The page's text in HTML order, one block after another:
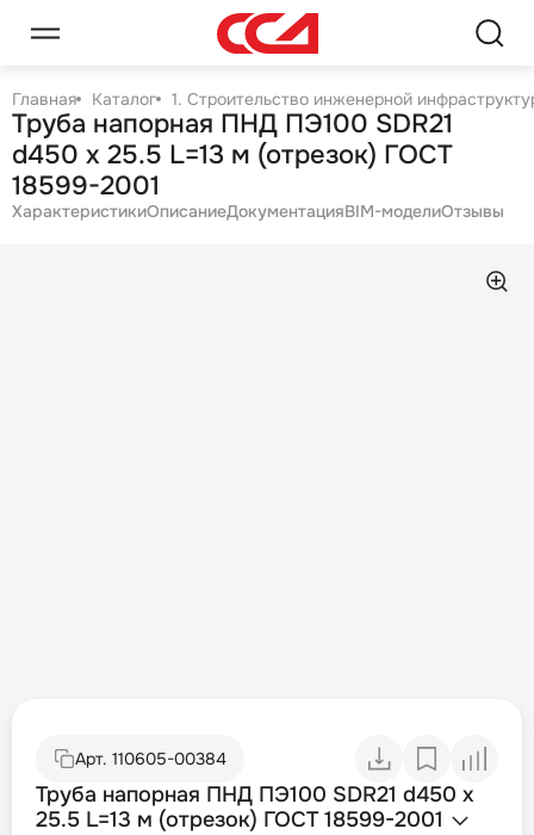
Главная Каталог 1. Строительство инженерной
Труба напорная ПНД ПЭ100 SDR21
d450 х 25.5 L=13 м (отрезок) ГОСТ
18599-2001
ХарактеристикиОписаниеДокументацияBIM-моделиОтзывы
Арт. 110605-00384
Труба напорная ПНД ПЭ100 SDR21 d450 х
25.5 L=13 м (отрезок) ГОСТ 18599-2001